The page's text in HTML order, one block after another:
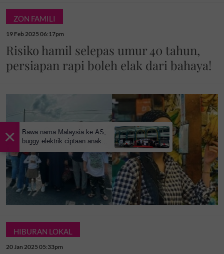
ZON FAMILI
19 Feb 2025 06:17pm
Risiko hamil selepas umur 40 tahun,
persiapan rapi boleh elak dari bahaya!
HIBURAN LOKAL
20 Jan 2025 05:33pm
×
Bawa nama Malaysia ke AS,
buggy elektrik ciptaan anak
tempatan kini mudahkan
pergerakan jemaah majlis ilmu